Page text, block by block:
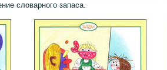
словарного запаса.